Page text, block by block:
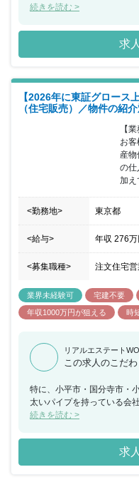
は、NITOHのオリジナルマ
能を一貫して持つ体制を築
率100％の実績を誇ってい
に伴い、事業の立ち上げフ
れてきたらテレアポを行う
効率の良い業務推進を行って頂きます。 高イ
成果を給与に反映や事業責
短勤務や産休・育休といっ
などにも力を入れています
てご活躍いただける方を歓
続きを読む >
求
【2026年に東証グロース
（住宅販売）／物件の紹
【
お
産
の仕
加え
<勤務地> 東京都
<給与> 年収 276万
<募集職種> 注文住宅
業界未経験可 宅建不要
年収1000万円が狙える
時
リアルエステート
この求人のこだ
特に、小平市・国分寺市・
太いパイプを持っている会
店や店舗を増やしていく計
アップのチャンスがありま
環境で、さらに営業スキル
など大歓迎です。未経験者
続きを読む >
求